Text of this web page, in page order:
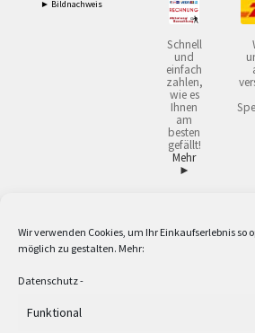
Wir verwenden Cookies, um Ihr Einkaufserlebnis
möglich zu gestalten. Mehr:
Datenschutz-
Funktional
► Bildnachweis
Schnell
und
einfach
zahlen,
wie es
Ihnen
am
besten
gefällt!
Mehr
►
2 Lieferzeiten gelten mit Express-24.
Versandkostenfrei ab 59,90 € Nettowarenwert.
Berufe zur Verwendung in der selbständigen,